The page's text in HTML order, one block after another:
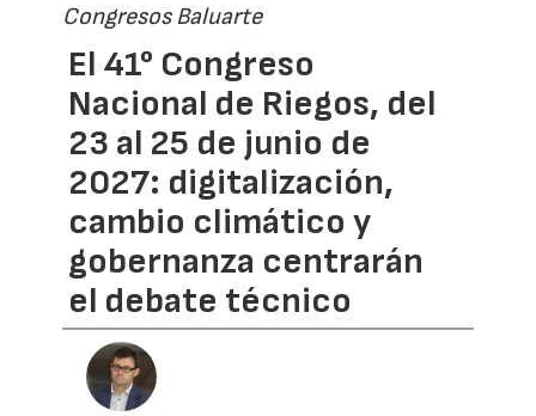
Congresos Baluarte
El 41° Congreso
Nacional de Riegos, del
23 al 25 de junio de
2027: digitalización,
cambio climático y
gobernanza centrarán
el debate técnico